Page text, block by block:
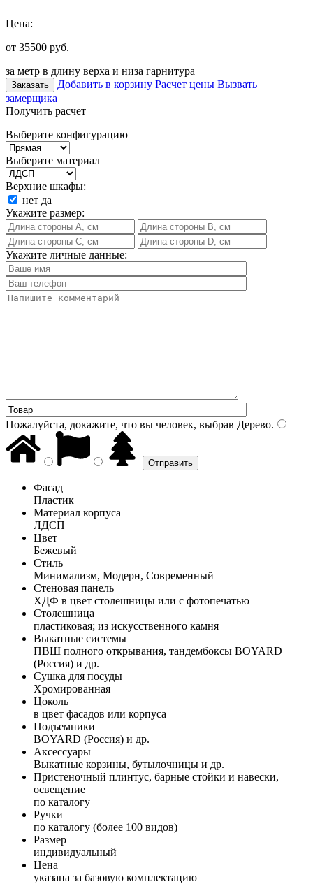
Цена:
от 35500 руб.
за метр в длину верха и низа гарнитура
Заказать Добавить в корзину Расчет цены Вызвать
замерщика
Получить расчет
Выберите конфигурацию
Выберите материал
Верхние шкафы:
нет да
Укажите размер:
Укажите личные данные:
Пожалуйста, докажите, что вы человек, выбрав Дерево.
Фасад
Пластик
Материал корпуса
ЛДСП
Цвет
Бежевый
Стиль
Минимализм, Модерн, Современный
Стеновая панель
ХДФ в цвет столешницы или с фотопечатью
Столешница
пластиковая; из искусственного камня
Выкатные системы
ПВШ полного открывания, тандембоксы BOYARD
(Россия) и др.
Сушка для посуды
Хромированная
Цоколь
в цвет фасадов или корпуса
Подъемники
BOYARD (Россия) и др.
Аксессуары
Выкатные корзины, бутылочницы и др.
Пристеночный плинтус, барные стойки и навески,
освещение
по каталогу
Ручки
по каталогу (более 100 видов)
Размер
индивидуальный
Цена
указана за базовую комплектацию